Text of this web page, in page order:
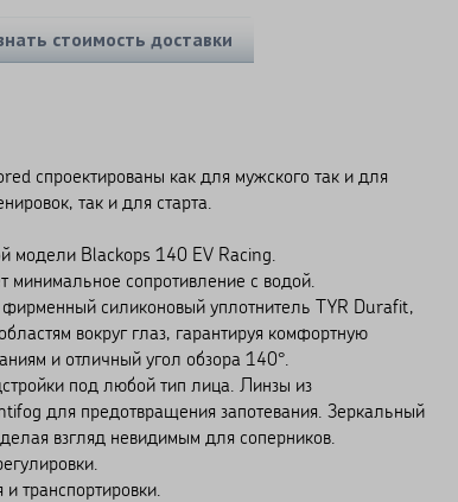
стоимость доставки
спроектированы как для мужского так и для
так и для старта.
модели Blackops 140 EV Racing.
минимальное сопротивление с водой.
фирменный силиконовый уплотнитель TYR Durafit,
вокруг глаз, гарантируя комфортную
и отличный угол обзора 140°.
под любой тип лица. Линзы из
для предотвращения запотевания. Зеркальный
взгляд невидимым для соперников.
транспортировки.